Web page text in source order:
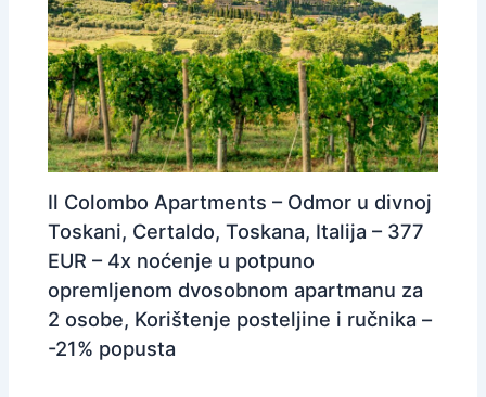
Il Colombo Apartments – Odmor u divnoj
Toskani, Certaldo, Toskana, Italija – 377
EUR – 4x noćenje u potpuno
opremljenom dvosobnom apartmanu za
2 osobe, Korištenje posteljine i ručnika –
-21% popusta